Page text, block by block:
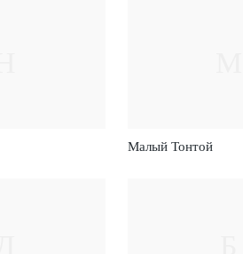
Малый Тонтой